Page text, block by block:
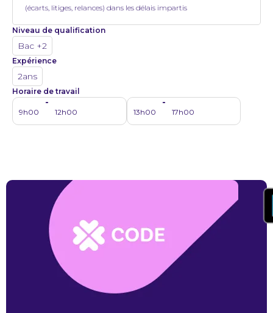
(écarts, litiges, relances) dans les délais impartis
Niveau de qualification
Bac +2
Expérience
2ans
Horaire de travail
9h00
-
12h00 13h00
-
17h00